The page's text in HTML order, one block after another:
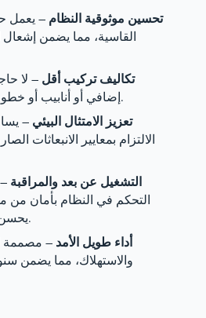
تحسين موثوقية النظام – يعمل
القاسية، مما يضمن إشعال
تكاليف تركيب أقل – لا
إضافي أو أنابيب أو خطوط إشعال معقدة.
تعزيز الامتثال البيئي –
الالتزام بمعايير الانبعاثات
التشغيل عن بعد والمراقبة
التحكم في النظام بأمان من
يحسن سهولة الوصول.
أداء طويل الأمد – مصممة
والاستهلاك، مما يضمن